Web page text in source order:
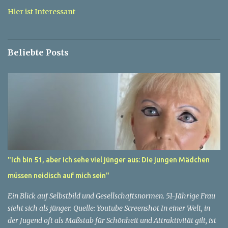
a
Hier ist Interessant
Beliebte Posts
"Ich bin 51, aber ich sehe viel jünger aus: Die jungen Mädchen
müssen neidisch auf mich sein"
Ein Blick auf Selbstbild und Gesellschaftsnormen. 51-Jährige Frau
sieht sich als jünger. Quelle: Youtube Screenshot In einer Welt, in
der Jugend oft als Maßstab für Schönheit und Attraktivität gilt, ist